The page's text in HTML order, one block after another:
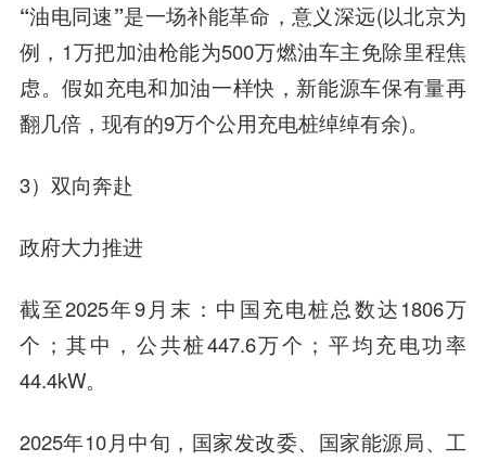
“油电同速”是一场补能革命，意义深远(以北京为
例，1万把加油枪能为500万燃油车主免除里程焦
虑。假如充电和加油一样快，新能源车保有量再
翻几倍，现有的9万个公用充电桩绰绰有余)。
3）双向奔赴
政府大力推进
截至2025年9月末：中国充电桩总数达1806万
个；其中，公共桩447.6万个；平均充电功率
44.4kW。
2025年10月中旬，国家发改委、国家能源局、工